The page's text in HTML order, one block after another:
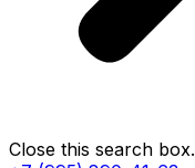
Close this search box.